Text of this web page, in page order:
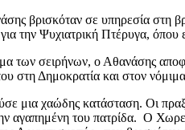
βρισκόταν σε υπηρεσία
την Ψυχιατρική Πτέρυγα,
των σειρήνων, ο Αθανάσης
στη Δημοκρατία και στον
μια χαώδης κατάσταση. Οι
αγαπημένη του πατρίδα. Ο